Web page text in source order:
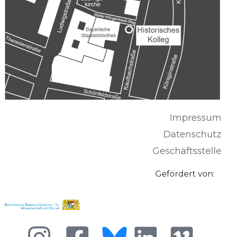
Impressum
Datenschutz
Geschäftsstelle
Gefördert von: